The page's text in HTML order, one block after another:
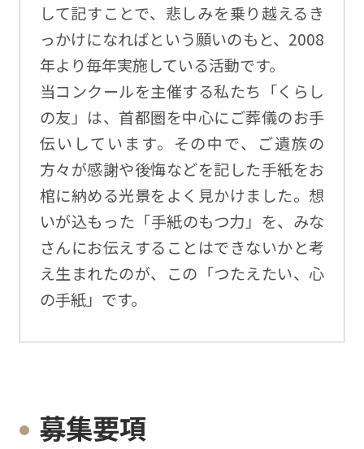
して記すことで、悲しみを乗り越えるき
っかけになればという願いのもと、2008
年より毎年実施している活動です。
当コンクールを主催する私たち「くらし
の友」は、首都圏を中心にご葬儀のお手
伝いしています。その中で、ご遺族の
方々が感謝や後悔などを記した手紙をお
棺に納める光景をよく見かけました。想
いが込もった「手紙のもつ力」を、みな
さんにお伝えすることはできないかと考
え生まれたのが、この「つたえたい、心
の手紙」です。
募集要項